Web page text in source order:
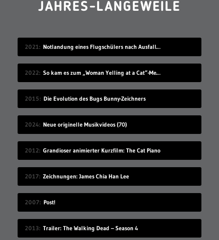
JAHRES-LANGEWEILE
2021 Notlandung eines Flugschülers nach Ausfall des Motors
2022 So kam es zum „Woman Yelling at a Cat“-Meme-Moment
2015 Die Evolution des Bugs Bunny-Zeichners
2024 Neue originelle Musikvideos (70)
2012 Grandioser animierter Kurzfilm: The Cat Piano
2017 Zeichnungen: James Chia Han Lee
2007 Post!
2013 Trailer: The Walking Dead – Season 4